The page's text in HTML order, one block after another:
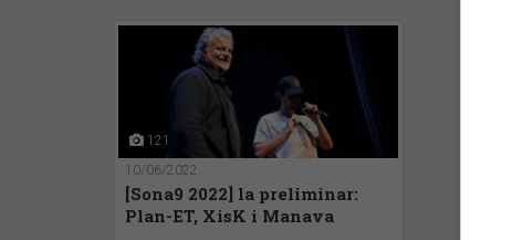
121
10/06/2022
[Sona9 2022] la preliminar:
Plan-ET, XisK i Manava